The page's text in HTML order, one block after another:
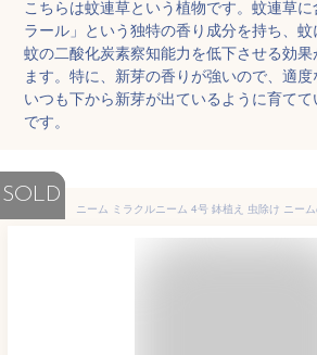
こちらは蚊連草という植物です。蚊連草
ラール」という独特の香り成分を持ち、
蚊の二酸化炭素察知能力を低下させる効
ます。特に、新芽の香りが強いので、適度
いつも下から新芽が出ているように育て
です。
SOLD